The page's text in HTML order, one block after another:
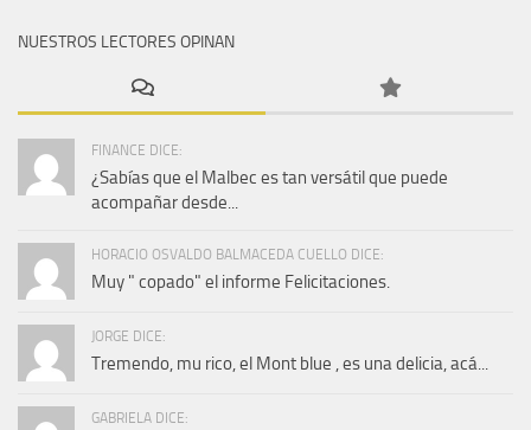
NUESTROS LECTORES OPINAN
FINANCE DICE:
¿Sabías que el Malbec es tan versátil que puede
acompañar desde...
HORACIO OSVALDO BALMACEDA CUELLO DICE:
Muy " copado" el informe Felicitaciones.
JORGE DICE:
Tremendo, mu rico, el Mont blue , es una delicia, acá...
GABRIELA DICE: